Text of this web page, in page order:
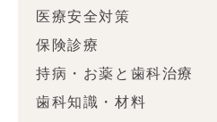
医療安全対策
保険診療
持病・お薬と歯科治療
歯科知識・材料